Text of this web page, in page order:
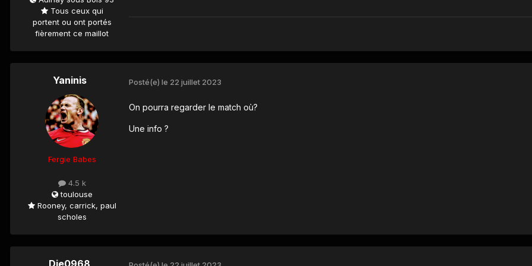
Tous ceux qui
portent ou ont portés
fièrement ce maillot
Yaninis
Fergie Babes
4.5 k
toulouse
Rooney, carrick, paul
scholes
Posté(e) le 22 juillet 2023
On pourra regarder le match où?
Une info ?
Dje0968